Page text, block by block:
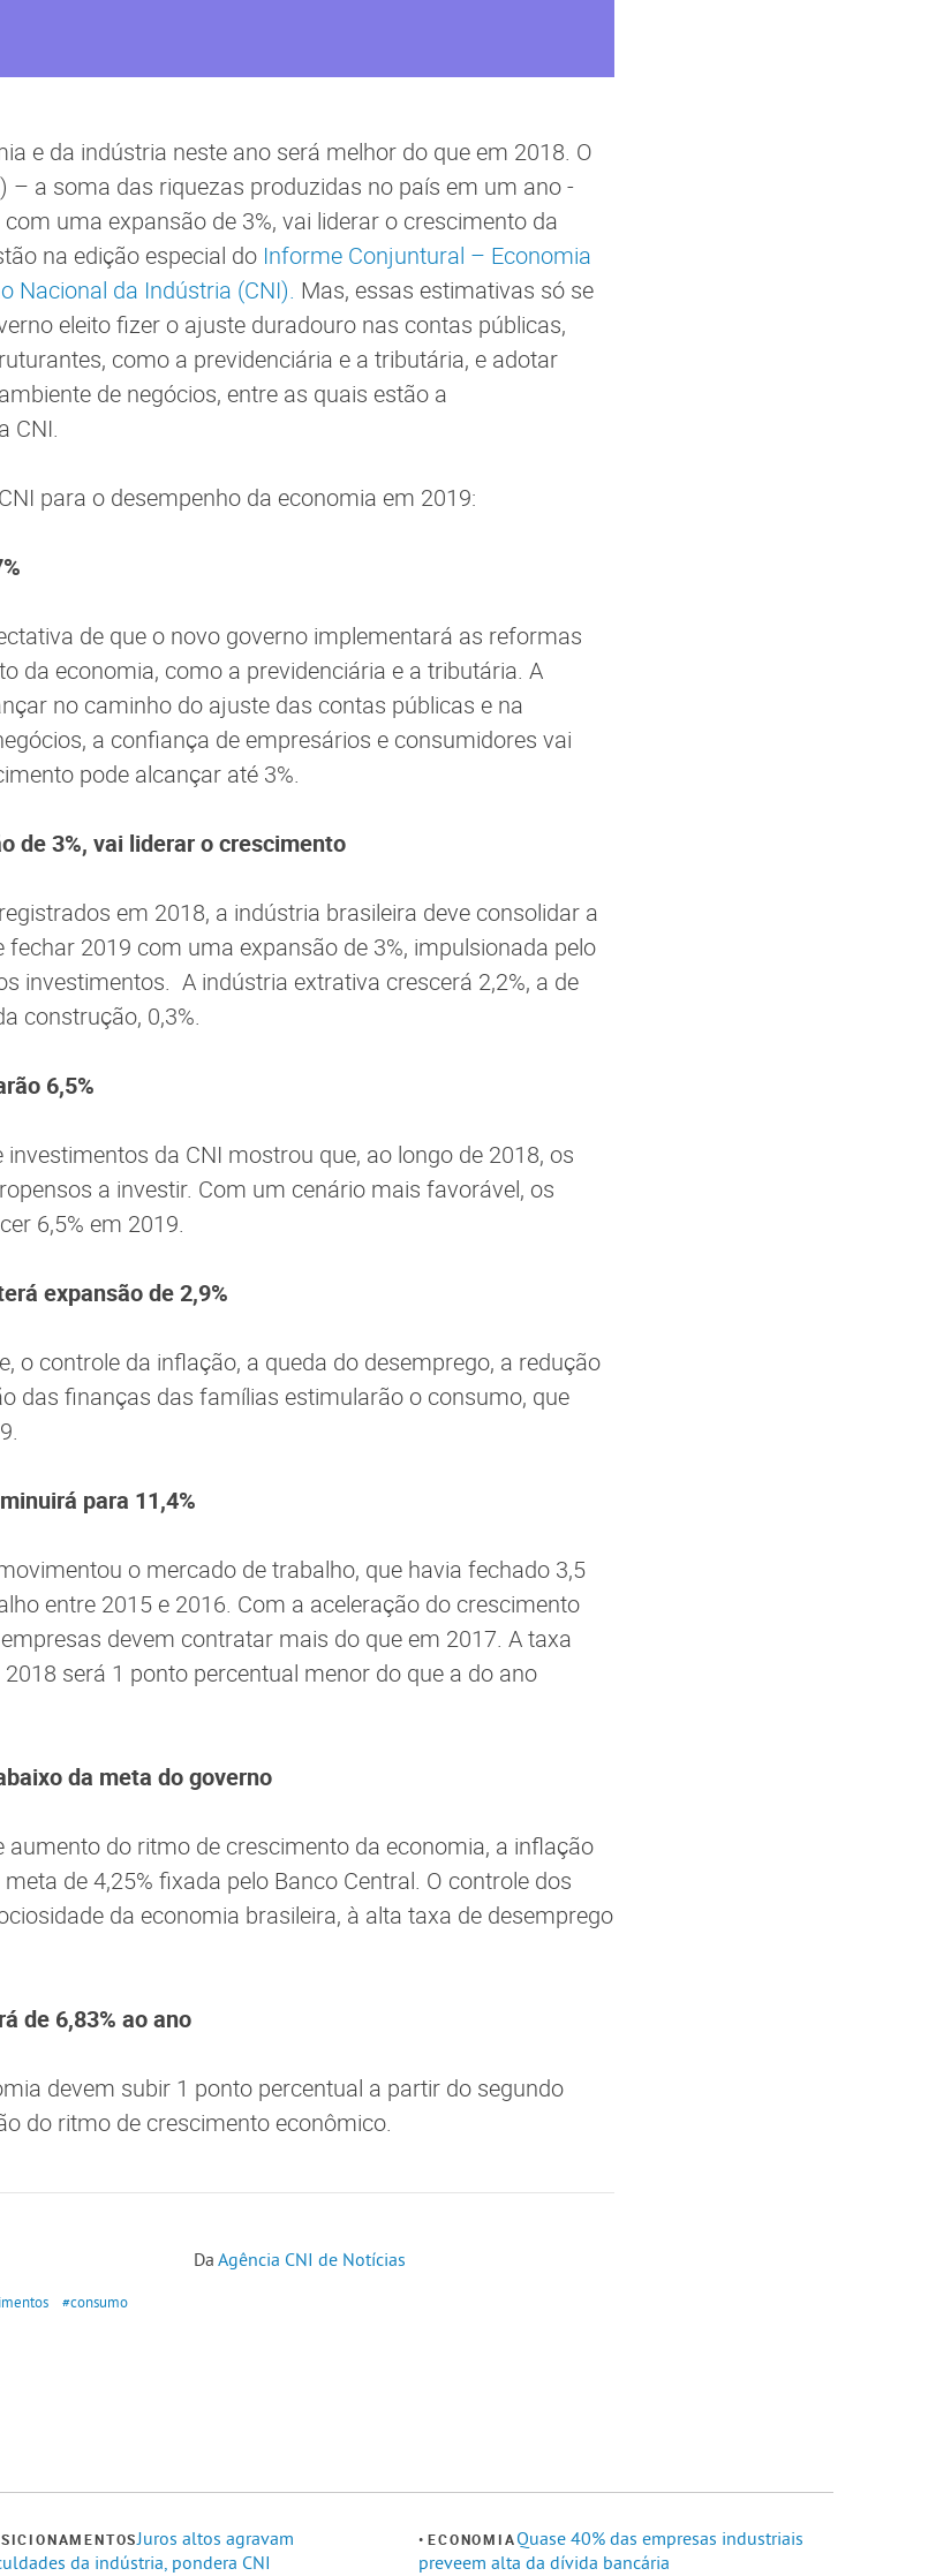
e da indústria neste ano será melhor do que em 2018. O
– a soma das riquezas produzidas no país em um ano -
uma expansão de 3%, vai liderar o crescimento da
na edição especial do Informe Conjuntural – Economia
Nacional da Indústria (CNI). Mas, essas estimativas só se
eleito fizer o ajuste duradouro nas contas públicas,
como a previdenciária e a tributária, e adotar
de negócios, entre as quais estão a
CNI.
para o desempenho da economia em 2019:
de que o novo governo implementará as reformas
da economia, como a previdenciária e a tributária. A
no caminho do ajuste das contas públicas e na
a confiança de empresários e consumidores vai
pode alcançar até 3%.
de 3%, vai liderar o crescimento
em 2018, a indústria brasileira deve consolidar a
2019 com uma expansão de 3%, impulsionada pelo
investimentos. A indústria extrativa crescerá 2,2%, a de
construção, 0,3%.
6,5%
da CNI mostrou que, ao longo de 2018, os
a investir. Com um cenário mais favorável, os
6,5% em 2019.
expansão de 2,9%
o controle da inflação, a queda do desemprego, a redução
das finanças das famílias estimularão o consumo, que
para 11,4%
o mercado de trabalho, que havia fechado 3,5
entre 2015 e 2016. Com a aceleração do crescimento
devem contratar mais do que em 2017. A taxa
será 1 ponto percentual menor do que a do ano
da meta do governo
do ritmo de crescimento da economia, a inflação
de 4,25% fixada pelo Banco Central. O controle dos
da economia brasileira, à alta taxa de desemprego
de 6,83% ao ano
devem subir 1 ponto percentual a partir do segundo
do ritmo de crescimento econômico.
#consumo
Da Agência CNI de Notícias
Juros altos agravam
da indústria, pondera CNI
ECONOMIAQuase 40% das empresas industriais
preveem alta da dívida bancária